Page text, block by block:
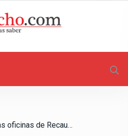
/ Permanecerán cerradas oficinas de Recaudación de Rentas y módulos Repuve el 6 de febrero